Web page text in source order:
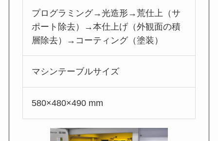
プログラミング→光造形→荒仕上（サ
ポート除去）→本仕上げ（外観面の積
層除去）→コーティング（塗装）
マシンテーブルサイズ
580×480×490 mm